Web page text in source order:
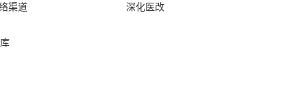
渠道
深化医改